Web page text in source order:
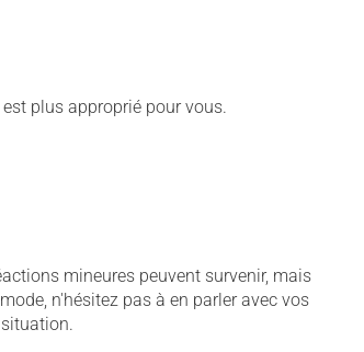
plus approprié pour vous.
mineures peuvent survenir, mais
n'hésitez pas à en parler avec vos